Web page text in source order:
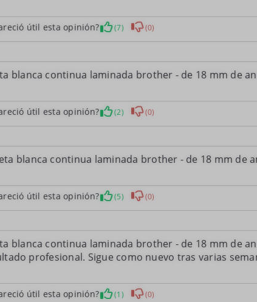
útil esta opinión? (7) (0)
blanca continua laminada brother - de 18 mm de
útil esta opinión? (2) (0)
blanca continua laminada brother - de 18 mm de
útil esta opinión? (5) (0)
blanca continua laminada brother - de 18 mm de
profesional. Sigue como nuevo tras varias
útil esta opinión? (1) (0)